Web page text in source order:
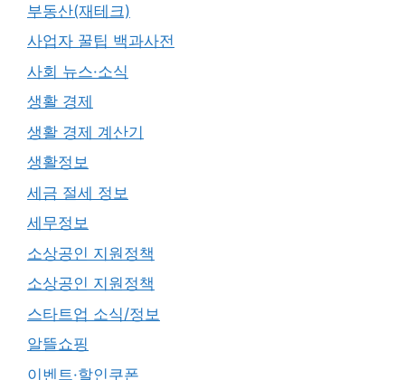
부동산(재테크)
사업자 꿀팁 백과사전
사회 뉴스·소식
생활 경제
생활 경제 계산기
생활정보
세금 절세 정보
세무정보
소상공인 지원정책
소상공인 지원정책
스타트업 소식/정보
알뜰쇼핑
이벤트·할인쿠폰